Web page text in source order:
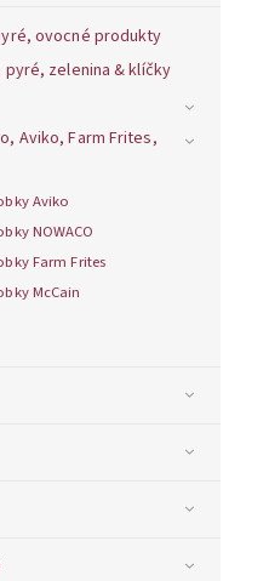
ovocné produkty
zelenina & klíčky
Aviko, Farm Frites,
Aviko
NOWACO
Farm Frites
McCain